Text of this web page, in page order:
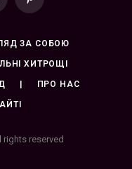
Pinterest
ЗА СОБОЮ
ХИТРОЩІ
| ПРО НАС
rights reserved